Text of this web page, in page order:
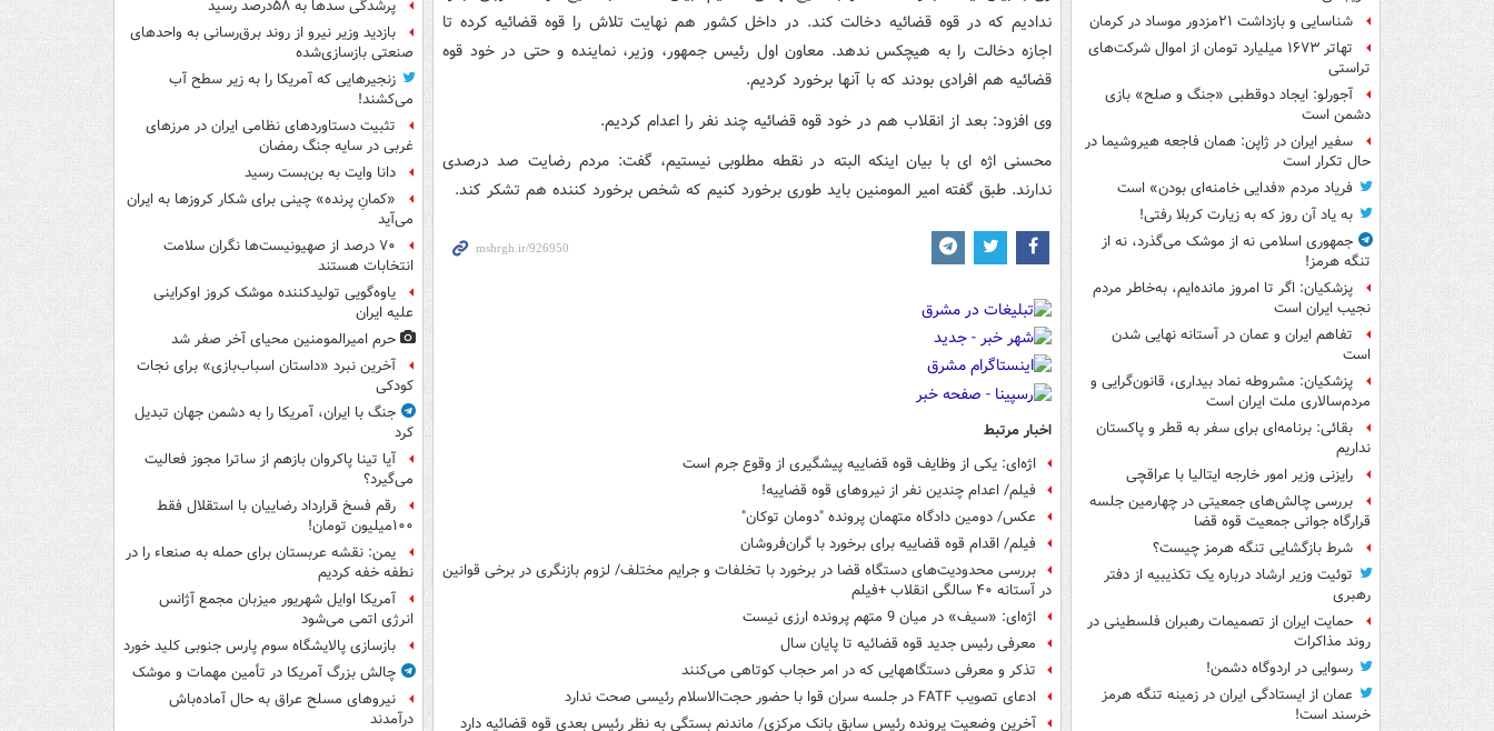
شناسایی و بازداشت ۲۱مزدور موساد در کرمان
تهاتر ۱۶۷۳ میلیارد تومان از اموال شرکت‌های
تراستی
آجورلو: ایجاد دوقطبی «جنگ و صلح‌» بازی
دشمن است
سفیر ایران در ژاپن: همان فاجعه هیروشیما در
حال تکرار است
فریاد مردم «فدایی خامنه‌ای بودن» است
به یاد آن روز که به زیارت کربلا رفتی!
جمهوری اسلامی نه از موشک می‌گذرد، نه از
تنگه هرمز!
پزشکیان: اگر تا امروز مانده‌ایم، به‌خاطر مردم
نجیب ایران است
تفاهم ایران و عمان در آستانه نهایی شدن
است
پزشکیان: مشروطه نماد بیداری، قانون‌گرایی و
مردم‌سالاری ملت ایران است
بقائی: برنامه‌ای برای سفر به قطر و پاکستان
نداریم
رایزنی وزیر امور خارجه ایتالیا با عراقچی
بررسی چالش‌های جمعیتی در چهارمین جلسه
قرارگاه جوانی جمعیت قوه قضا
شرط بازگشایی تنگه هرمز چیست؟
توئیت وزیر ارشاد درباره یک تکذیبیه از دفتر
رهبری
حمایت ایران از تصمیمات رهبران فلسطینی در
روند مذاکرات
رسوایی در اردوگاه دشمن!
عمان از ایستادگی ایران در زمینه تنگه هرمز
خرسند است!
ندادیم که در قوه قضائیه دخالت کند. در داخل کشور هم نهایت تلاش را قوه قضائیه کرده تا
اجازه دخالت را به هیچکس ندهد. معاون اول رئیس جمهور، وزیر، نماینده و حتی در خود قوه
قضائیه هم افرادی بودند که با آنها برخورد کردیم.
وی افزود: بعد از انقلاب هم در خود قوه قضائیه چند نفر را اعدام کردیم.
محسنی اژه ای با بیان اینکه البته در نقطه مطلوبی نیستیم، گفت: مردم رضایت صد درصدی
ندارند. طبق گفته امیر المومنین باید طوری برخورد کنیم که شخص برخورد کننده هم تشکر کند.
اخبار مرتبط
اژه‌ای: یکی از وظایف قوه قضاییه پیشگیری از وقوع جرم است
فیلم/ اعدام چندین نفر از نیروهای قوه قضاییه!
عکس/ دومین دادگاه متهمان پرونده "دومان توکان"
فیلم/ اقدام قوه قضاییه برای برخورد با گران‌فروشان
بررسی محدودیت‌های دستگاه قضا در برخورد با تخلفات و جرایم مختلف/ لزوم بازنگری در برخی قوانین
در آستانه ۴۰ سالگی انقلاب +فیلم
اژه‌ای: «سیف» در میان 9 متهم پرونده ارزی نیست
معرفی رئیس جدید قوه قضائیه تا پایان سال
تذکر و معرفی دستگاه‎هایی که در امر حجاب کوتاهی می‌کنند
ادعای تصویب FATF در جلسه سران قوا با حضور حجت‌الاسلام رئیسی صحت ندارد
آخرین وضعیت پرونده رئیس سابق بانک مرکزی/ ماندنم بستگی به نظر رئیس بعدی قوه قضائیه دارد
پرشدگی سدها به ۵۸درصد رسید
بازدید وزیر نیرو از روند برق‌رسانی به واحدهای
صنعتی بازسازی‌شده
زنجیرهایی که آمریکا را به زیر سطح آب
می‌کشند!
تثبیت دستاوردهای نظامی ایران در مرزهای
غربی در سایه جنگ رمضان
دانا وایت به بن‌بست رسید
«کمانِ پرنده» چینی برای شکار کروزها به ایران
می‌آید
۷۰ درصد از صهیونیست‌ها نگران سلامت
انتخابات هستند
یاوه‌گویی تولیدکننده موشک کروز اوکراینی
علیه ایران
حرم امیرالمومنین محیای آخر صفر شد
آخرین نبرد «داستان اسباب‌بازی» برای نجات
کودکی
جنگ با ایران، آمریکا را به دشمن جهان تبدیل
کرد
آیا تینا پاکروان بازهم از ساترا مجوز فعالیت
می‌گیرد؟
رقم فسخ قرارداد رضاییان با استقلال فقط
۱۰۰میلیون تومان!
یمن: نقشه عربستان برای حمله به صنعاء را در
نطفه خفه کردیم
آمریکا اوایل شهریور میزبان مجمع آژانس
انرژی اتمی می‌شود
بازسازی پالایشگاه سوم پارس جنوبی کلید خورد
چالش بزرگ آمریکا در تأمین مهمات و موشک
نیروهای مسلح عراق به حال آماده‌باش
درآمدند